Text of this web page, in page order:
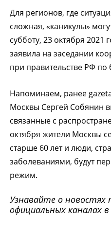
Для регионов, где
сложная, «каникулы»
субботу, 23 октября 2021
заявила на заседании
при правительстве РФ по
Напоминаем, ранее
Москвы Сергей Собянин
связанные с
октября жители Москвы
старше 60 лет и люди,
заболеваниями, будут
режим.
Узнавайте о новостях
официальных каналах в